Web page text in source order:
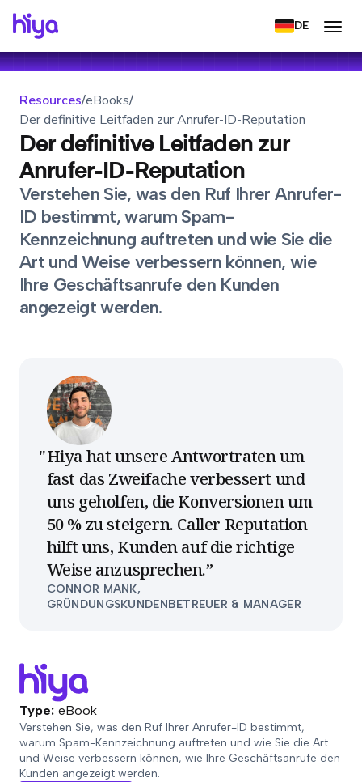
DE
Resources/eBooks/
Der definitive Leitfaden zur Anrufer-ID-Reputation
Der definitive Leitfaden zur
Anrufer-ID-Reputation
Verstehen Sie, was den Ruf Ihrer Anrufer-
ID bestimmt, warum Spam-
Kennzeichnung auftreten und wie Sie die
Art und Weise verbessern können, wie
Ihre Geschäftsanrufe den Kunden
angezeigt werden.
Hiya hat unsere Antwortraten um
fast das Zweifache verbessert und
uns geholfen, die Konversionen um
50 % zu steigern. Caller Reputation
hilft uns, Kunden auf die richtige
Weise anzusprechen.”
CONNOR MANK,
GRÜNDUNGSKUNDENBETREUER & MANAGER
Type: eBook
Verstehen Sie, was den Ruf Ihrer Anrufer-ID bestimmt,
warum Spam-Kennzeichnung auftreten und wie Sie die Art
und Weise verbessern können, wie Ihre Geschäftsanrufe den
Kunden angezeigt werden.